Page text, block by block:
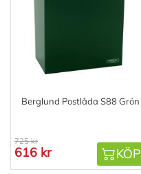
Berglund Postlåda S88 Grön
725 kr
616 kr KÖP